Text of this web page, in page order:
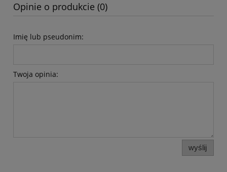
Opinie o produkcie (0)
Imię lub pseudonim:
Twoja opinia:
wyślij